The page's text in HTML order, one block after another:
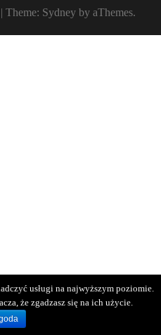
| Theme: Sydney by aThemes.
usługi na najwyższym poziomie.
że zgadzasz się na ich użycie.